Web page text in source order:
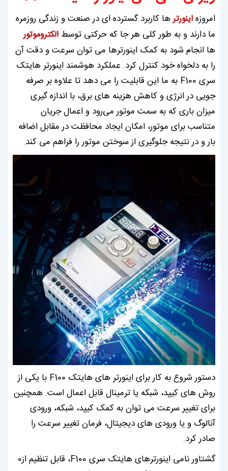
امروزهاینورترها کاربرد گسترده ای در صنعت و زندگی روزمره
ما دارند و به طور کلی هر جا که حرکتی توسط الکتروموتور
ها انجام شود به کمک اینورترها می توان سرعت و دقت آن
را به دلخواه خود کنترل کرد. عملکرد هوشمند اینورتر هایتک
سری F100 به ما این قابلیت را می دهد تا علاوه بر صرفه
جویی در انرژی و کاهش هزینه های برق، با اندازه گیری
میزان باری که به‌ سمت موتور می‌رود و اعمال جریان
متناسب برای موتور، امکان ایجاد محافظت در مقابل اضافه
‌بار و در نتیجه جلوگیری از سوختن موتور را فراهم می کند.
دستور شروع به کار برای اینورتر های هایتک F100 با یکی از
روش های کیپد، شبکه یا ترمینال قابل اعمال است. همچنین
برای تغییر سرعت می توان به کمک کیپد، شبکه، ورودی
آنالوگ و یا ورودی های دیجیتال، فرمان تغییر سرعت را
صادر کرد.
گشتاور نامی اینورترهای هایتک سری F100، قابل تنظیم از0